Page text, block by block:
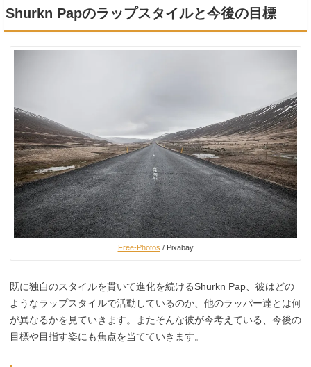
Shurkn Papのラップスタイルと今後の目標
Free-Photos / Pixabay
既に独自のスタイルを貫いて進化を続けるShurkn Pap、彼はどの
ようなラップスタイルで活動しているのか、他のラッパー達とは何
が異なるかを見ていきます。またそんな彼が今考えている、今後の
目標や目指す姿にも焦点を当てていきます。